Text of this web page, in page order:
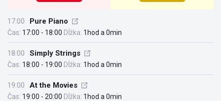
17:00 Pure Piano
Čas: 17:00 - 18:00 Dĺžka: 1hod a 0min
18:00 Simply Strings
Čas: 18:00 - 19:00 Dĺžka: 1hod a 0min
19:00 At the Movies
Čas: 19:00 - 20:00 Dĺžka: 1hod a 0min